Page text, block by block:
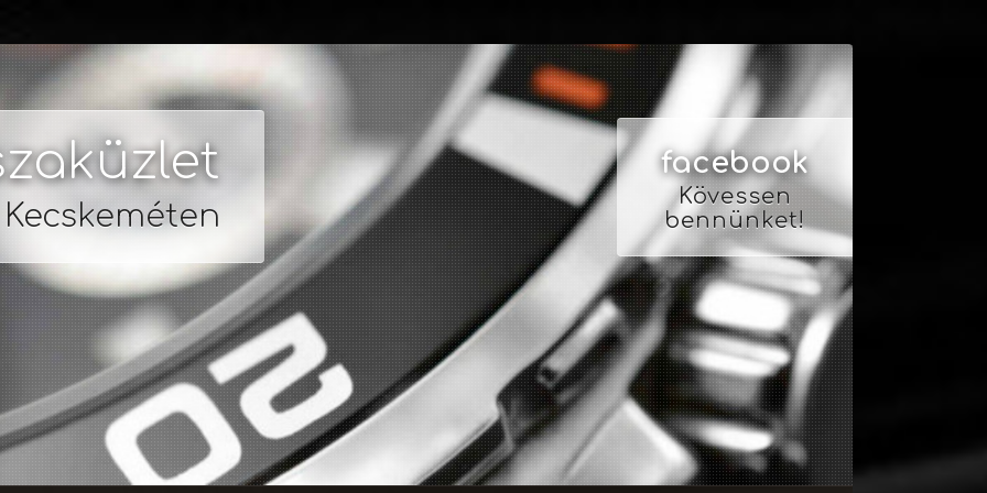
facebook
Kövessen
bennünket!